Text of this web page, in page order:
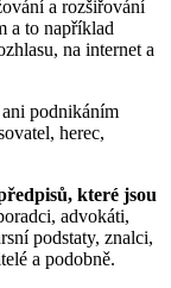
a rozšiřování
a to například
na internet a
podnikáním
herec,
které jsou
advokáti,
podstaty, znalci,
a podobně.